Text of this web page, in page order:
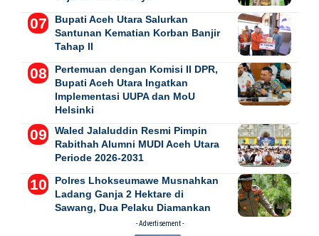
Bupati Aceh Utara Salurkan
Santunan Kematian Korban Banjir
Tahap II
Pertemuan dengan Komisi II DPR,
Bupati Aceh Utara Ingatkan
Implementasi UUPA dan MoU
Helsinki
Waled Jalaluddin Resmi Pimpin
Rabithah Alumni MUDI Aceh Utara
Periode 2026-2031
Polres Lhokseumawe Musnahkan
Ladang Ganja 2 Hektare di
Sawang, Dua Pelaku Diamankan
- Advertisement -